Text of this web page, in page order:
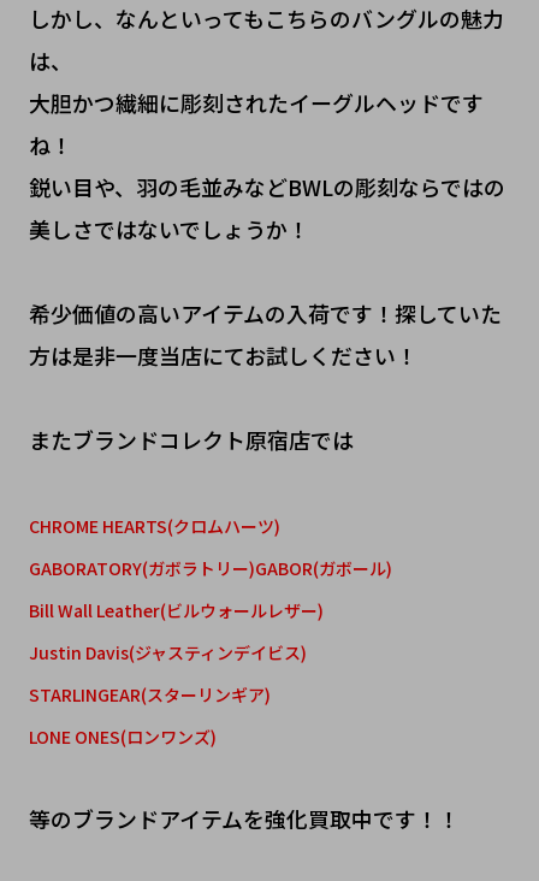
しかし、なんといってもこちらのバングルの魅力
は、
大胆かつ繊細に彫刻されたイーグルヘッドです
ね！
鋭い目や、羽の毛並みなどBWLの彫刻ならではの
美しさではないでしょうか！
希少価値の高いアイテムの入荷です！探していた
方は是非一度当店にてお試しください！
またブランドコレクト原宿店では
CHROME HEARTS(クロムハーツ)
GABORATORY(ガボラトリー)GABOR(ガボール)
Bill Wall Leather(ビルウォールレザー)
Justin Davis(ジャスティンデイビス)
STARLINGEAR(スターリンギア)
LONE ONES(ロンワンズ)
等のブランドアイテムを強化買取中です！！